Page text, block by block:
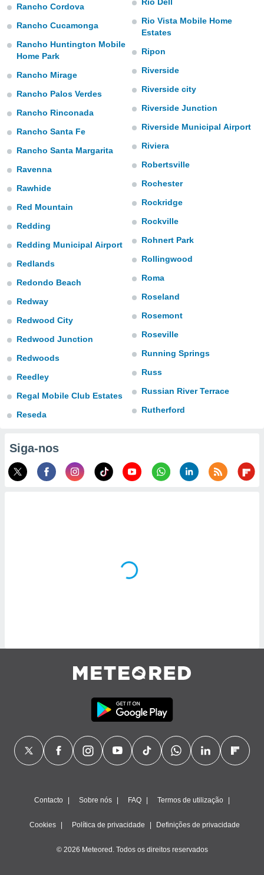
ou
o
no
um perfil
e
Pode
na nossa
a
cookies
parte
a
cookies,
caso,
navegação
não
para
e
Rancho Cordova
Rancho Cucamonga
Rancho Huntington Mobile
Home Park
Rancho Mirage
Rancho Palos Verdes
Rancho Rinconada
Rancho Santa Fe
Rancho Santa Margarita
Ravenna
Rawhide
Red Mountain
Redding
Redding Municipal Airport
Redlands
Redondo Beach
Redway
Redwood City
Redwood Junction
Redwoods
Reedley
Regal Mobile Club Estates
Reseda
Rio Vista Mobile Home
Estates
Ripon
Riverside
Riverside city
Riverside Junction
Riverside Municipal Airport
Riviera
Robertsville
Rochester
Rockridge
Rockville
Rohnert Park
Rollingwood
Roma
Roseland
Rosemont
Roseville
Running Springs
Russ
Russian River Terrace
Rutherford
Siga-nos
Contacto Sobre nós FAQ Termos de utilização
Cookies Política de privacidade Definições de privacidade
© 2026 Meteored. Todos os direitos reservados